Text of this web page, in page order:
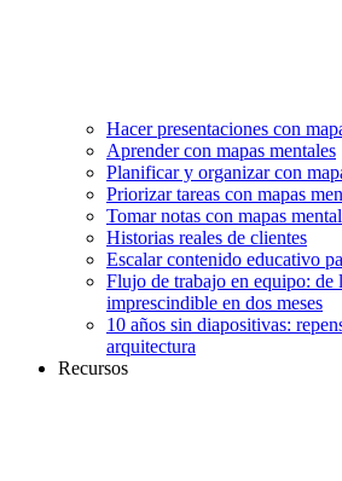
Hacer presentaciones con
Aprender con mapas mentales
Planificar y organizar con
Priorizar tareas con mapas
Tomar notas con mapas
Historias reales de clientes
Escalar contenido educativo
Flujo de trabajo en equipo: de
imprescindible en dos meses
10 años sin diapositivas:
arquitectura
Recursos